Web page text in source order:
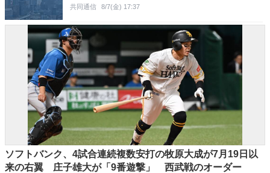
共同通信 8/7(金) 17:37
ソフトバンク、4試合連続複数安打の牧原大成が7月19日以
来の右翼 庄子雄大が「9番遊撃」 西武戦のオーダー